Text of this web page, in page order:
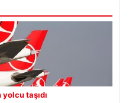
taşıdı